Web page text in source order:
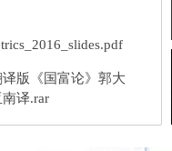
版《国富论》郭大
译.rar